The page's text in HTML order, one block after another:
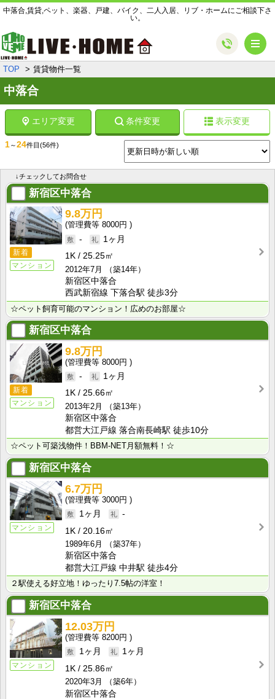
中落合,賃貸,ペット、楽器、戸建、バイク、二人入居、リブ・ホームにご相談下さ
い。
TOP 賃貸物件一覧
中落合
エリア変更 条件変更 表示変更
1～24件目 (56件)
↓チェックしてお問合せ
新宿区中落合
新着
マンション
9.8万円
8000円
-
1ヶ月
1K
25.25㎡
2012年7月
（築14年）
新宿区中落合
西武新宿線 下落合駅 徒歩3分
☆ペット飼育可能のマンション！広めのお部屋☆
新宿区中落合
新着
マンション
9.8万円
8000円
-
1ヶ月
1K
25.66㎡
2013年2月
（築13年）
新宿区中落合
都営大江戸線 落合南長崎駅 徒歩10分
☆ペット可築浅物件！BBM-NET月額無料！☆
新宿区中落合
マンション
6.7万円
3000円
1ヶ月
-
1K
20.16㎡
1989年6月
（築37年）
新宿区中落合
都営大江戸線 中井駅 徒歩4分
２駅使える好立地！ゆったり7.5帖の洋室！
新宿区中落合
マンション
12.03万円
8200円
1ヶ月
1ヶ月
1K
25.86㎡
2020年3月
（築6年）
新宿区中落合